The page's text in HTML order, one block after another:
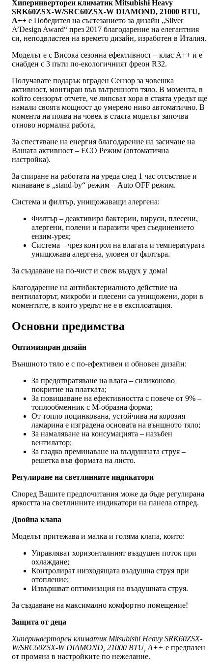
Хиперинверторен климатик Mitsubishi Heavy
SRK60ZSX-W/SRC60ZSX-W DIAMOND, 21000 BTU,
A++ e Победител на състезанието за дизайн „Silver
A’Design Award“ през 2017 благодарение на елегантния
си, неподвластен на времето дизайн, изработен в Италия.
Моделът е с Висока сезонна ефективност – клас А++ и е
снабден с 3 пъти по-екологичният фреон R32.
Получавате подарък вграден Сензор за човешка
активност, монтиран във вътрешното тяло. В момента, в
който сензорът отчете, че липсват хора в стаята уредът ще
намали своята мощност до умерено ниво автоматично. В
момента на поява на човек в стаята моделът започва
отново нормална работа.
За спестяване на енергия благодарение на засичане на
Вашата активност – ECO Режим (автоматична
настройка).
За спиране на работата на уреда след 1 час отсъствие и
минаване в „stand-by“ режим – Auto OFF режим.
Система и филтър, унищожаващи алергена:
Филтър – деактивира бактерии, вируси, плесени,
алергени, полени и паразити чрез съединението
ензим-урея;
Система – чрез контрол на влагата и температурата
унищожава алергена, уловен от филтъра.
За създаване на по-чист и свеж въздух у дома!
Благодарение на антибактериалното действие на
вентилаторът, микроби и плесени са унищожени, дори в
моментите, в които уредът не е в експлоатация.
Основни предимства
Оптимизиран дизайн
Външното тяло е с по-ефективен и обновен дизайн:
За предотвратяване на влага – силиконово
покритие на платката;
За повишаване на ефективността с повече от 9% –
топлообменник с М-образна форма;
От топло поцинкована, устойчива на корозия
ламарина е изградена основата на външното тяло;
За намаляване на консумацията – назъбен
вентилатор;
За гладко преминаване на въздушната струя –
решетка във формата на листо.
Регулиране на светлинните индикатори
Според Вашите предпочитания може да бъде регулирана
яркостта на светлинните индикатори на панела отпред.
Двойна клапа
Моделът притежава и малка и голяма клапа, които:
Управляват хоризонталният въздушен поток при
охлаждане;
Контролират низходящата въздушна струя при
отопление;
Извършват оптимизация на въздушната струя.
За създаване на максимално комфортно помещение!
Защита от деца
Хиперинверторен климатик Mitsubishi Heavy SRK60ZSX-
W/SRC60ZSX-W DIAMOND, 21000 BTU, A++ е предпазен
от промяна в настройките по нежелание.